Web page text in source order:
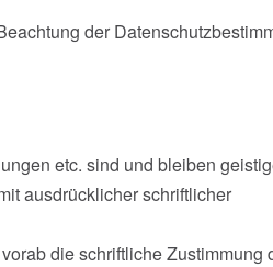
der
etc. sind und bleiben
ausdrücklicher schriftlicher
die schriftliche Zustimmung